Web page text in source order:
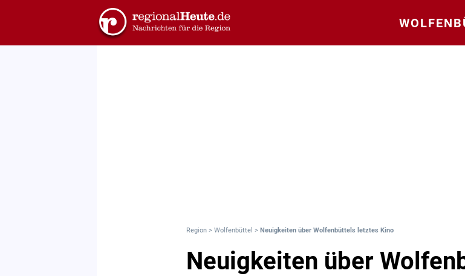
Region > Wolfenbüttel > Neuigkeiten über Wolfenbüttels letztes Kino
Neuigkeiten über